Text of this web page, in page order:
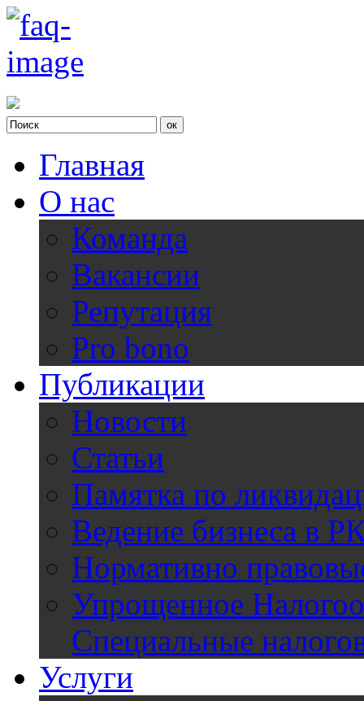
Главная
О нас
Команда
Вакансии
Репутация
Pro bono
Публикации
Новости
Статьи
Памятка по
Ведение бизнеса в
Нормативно
Упрощенное
Специальные
Услуги